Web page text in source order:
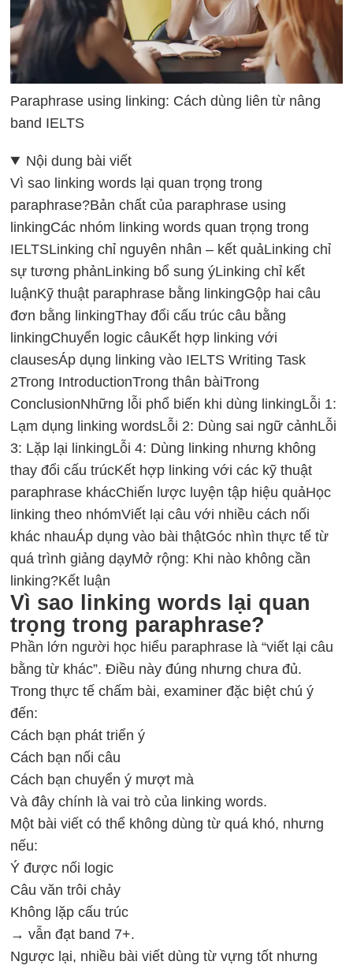
Paraphrase using linking: Cách dùng liên từ nâng
band IELTS
Nội dung bài viết
Vì sao linking words lại quan trọng trong
paraphrase?Bản chất của paraphrase using
linkingCác nhóm linking words quan trọng trong
IELTSLinking chỉ nguyên nhân – kết quảLinking chỉ
sự tương phảnLinking bổ sung ýLinking chỉ kết
luậnKỹ thuật paraphrase bằng linkingGộp hai câu
đơn bằng linkingThay đổi cấu trúc câu bằng
linkingChuyển logic câuKết hợp linking với
clausesÁp dụng linking vào IELTS Writing Task
2Trong IntroductionTrong thân bàiTrong
ConclusionNhững lỗi phổ biến khi dùng linkingLỗi 1:
Lạm dụng linking wordsLỗi 2: Dùng sai ngữ cảnhLỗi
3: Lặp lại linkingLỗi 4: Dùng linking nhưng không
thay đổi cấu trúcKết hợp linking với các kỹ thuật
paraphrase khácChiến lược luyện tập hiệu quảHọc
linking theo nhómViết lại câu với nhiều cách nối
khác nhauÁp dụng vào bài thậtGóc nhìn thực tế từ
quá trình giảng dạyMở rộng: Khi nào không cần
linking?Kết luận
Vì sao linking words lại quan
trọng trong paraphrase?
Phần lớn người học hiểu paraphrase là “viết lại câu
bằng từ khác”. Điều này đúng nhưng chưa đủ.
Trong thực tế chấm bài, examiner đặc biệt chú ý
đến:
Cách bạn phát triển ý
Cách bạn nối câu
Cách bạn chuyển ý mượt mà
Và đây chính là vai trò của linking words.
Một bài viết có thể không dùng từ quá khó, nhưng
nếu:
Ý được nối logic
Câu văn trôi chảy
Không lặp cấu trúc
→ vẫn đạt band 7+.
Ngược lại, nhiều bài viết dùng từ vựng tốt nhưng